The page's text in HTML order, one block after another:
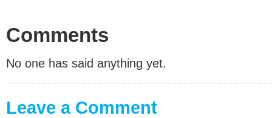
Comments
No one has said anything yet.
Leave a Comment